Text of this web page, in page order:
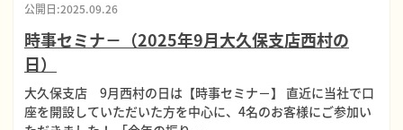
公開日:2025.09.26
時事セミナ－（2025年9月大久保支店西村の
日）
大久保支店 9月西村の日は【時事セミナ－】 直近に当社で口
座を開設していただいた方を中心に、4名のお客様にご参加い